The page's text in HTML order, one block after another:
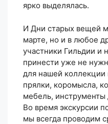
ярко выделялась.
И Дни старых вещей
марте, но и в любое
участники Гильдии и
принести уже не
для нашей
прялки, коромысла,
мебель, инструменты
Во время экскурсии
мы всегда проводим